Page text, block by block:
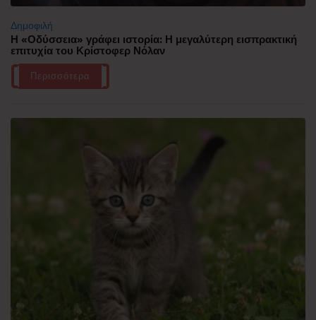
Δημοφιλή
Η «Οδύσσεια» γράφει ιστορία: Η μεγαλύτερη εισπρακτική
επιτυχία του Κρίστοφερ Νόλαν
Περισσότερα